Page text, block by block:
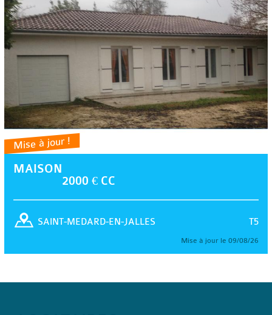
Mise à jour !
MAISON
2000 € CC
T5
SAINT-MEDARD-EN-JALLES
Mise à jour le 09/08/26